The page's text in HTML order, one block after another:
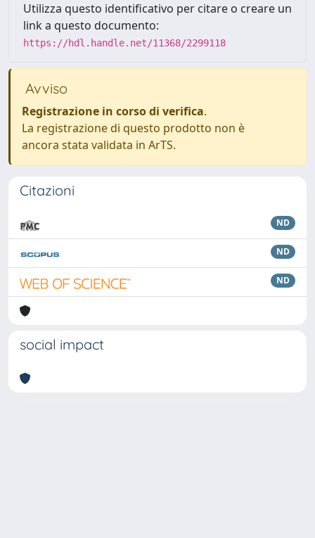
Utilizza questo identificativo per citare o creare un
link a questo documento:
https://hdl.handle.net/11368/2299118
Avviso
Registrazione in corso di verifica.
La registrazione di questo prodotto non è
ancora stata validata in ArTS.
Citazioni
ND
ND
ND
social impact